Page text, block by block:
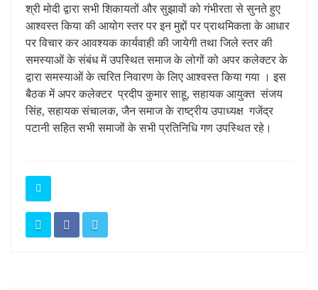
श्री मोदी द्वारा सभी शिकायतों और सुझावों को गंभीरता से सुनते हुए
आश्वस्त किया की आयोग स्तर पर इन मुद्दों पर प्राथमिकता के आधार
पर विचार कर आवश्यक कार्यवाही की जायेगी तथा जिले स्तर की
समस्याओं के संबंध में उपस्थित समाज के लोगों को अपर कलेक्टर के
द्वारा समस्याओं के त्वरित निवारण के लिए आश्वस्त किया गया । इस
बैठक में अपर कलेक्टर प्रदीप कुमार साहू, सहायक आयुक्त संजय
सिंह, सहायक संचालक, जैन समाज के राष्ट्रीय उपाध्यक्ष गजेंद्र
पटानी सहित सभी समाजों के सभी प्रतिनिधि गण उपस्थित रहे।